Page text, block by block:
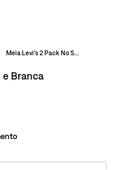
e Branca